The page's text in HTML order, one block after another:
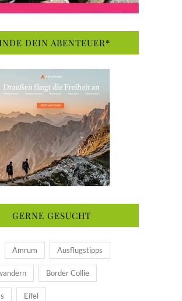
DEIN ABENTEUER*
GERNE GESUCHT
Amrum Ausflugstipps
Border Collie
Eifel